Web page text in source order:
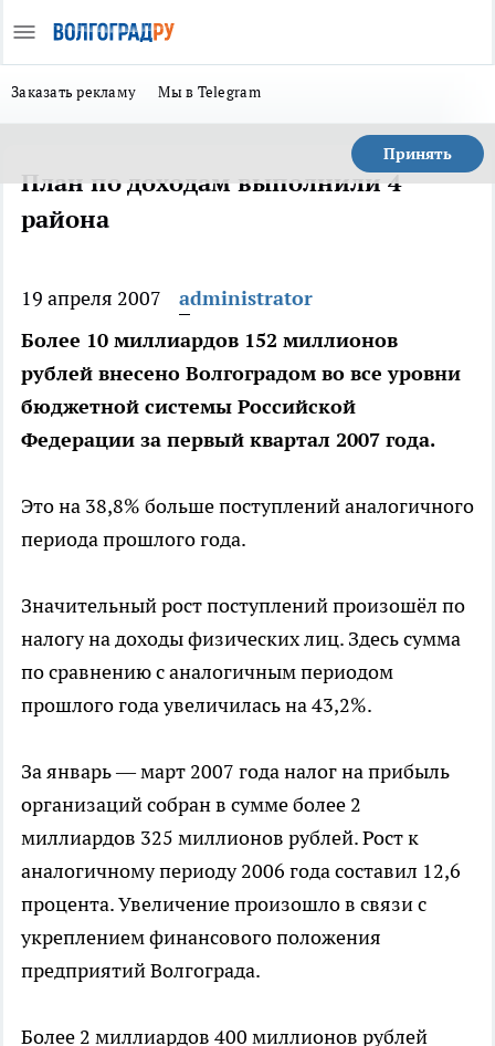
Заказать рекламу Мы в Telegram
Принять
План по доходам выполнили 4
района
19 апреля 2007
administrator
Более 10 миллиардов 152 миллионов
рублей внесено Волгоградом во все уровни
бюджетной системы Российской
Федерации за первый квартал 2007 года.
Это на 38,8% больше поступлений аналогичного
периода прошлого года.
Значительный рост поступлений произошёл по
налогу на доходы физических лиц. Здесь сумма
по сравнению с аналогичным периодом
прошлого года увеличилась на 43,2%.
За январь — март 2007 года налог на прибыль
организаций собран в сумме более 2
миллиардов 325 миллионов рублей. Рост к
аналогичному периоду 2006 года составил 12,6
процента. Увеличение произошло в связи с
укреплением финансового положения
предприятий Волгограда.
Более 2 миллиардов 400 миллионов рублей